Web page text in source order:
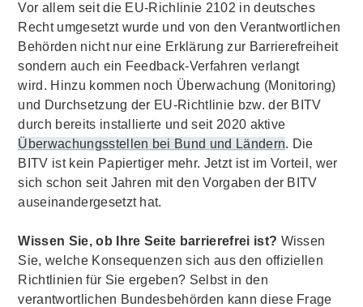
Vor allem seit die EU-Richlinie 2102 in deutsches
Recht umgesetzt wurde und von den Verantwortlichen
Behörden nicht nur eine Erklärung zur Barrierefreiheit
sondern auch ein Feedback-Verfahren verlangt
wird. Hinzu kommen noch Überwachung (Monitoring)
und Durchsetzung der EU-Richtlinie bzw. der BITV
durch bereits installierte und seit 2020 aktive
Überwachungsstellen bei Bund und Ländern. Die
BITV ist kein Papiertiger mehr. Jetzt ist im Vorteil, wer
sich schon seit Jahren mit den Vorgaben der BITV
auseinandergesetzt hat.
Wissen Sie, ob Ihre Seite barrierefrei ist? Wissen
Sie, welche Konsequenzen sich aus den offiziellen
Richtlinien für Sie ergeben? Selbst in den
verantwortlichen Bundesbehörden kann diese Frage